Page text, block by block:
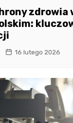
zdrowia
16 lutego 2026